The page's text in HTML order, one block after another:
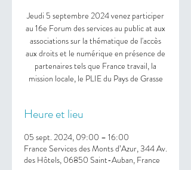
Jeudi 5 septembre 2024 venez participer
au 16e Forum des services au public at aux
associations sur la thématique de l'accès
aux droits et le numérique en présence de
partenaires tels que France travail, la
mission locale, le PLIE du Pays de Grasse
Heure et lieu
05 sept. 2024, 09:00 – 16:00
France Services des Monts d’Azur, 344 Av.
des Hôtels, 06850 Saint-Auban, France